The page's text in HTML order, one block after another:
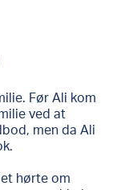
Før Ali kom
ved at
men da Ali
hørte om